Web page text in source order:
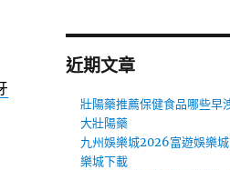
近期文章
壯陽藥推薦保健食品哪些早
大壯陽藥
九州娛樂城2026富遊娛樂
樂城下載